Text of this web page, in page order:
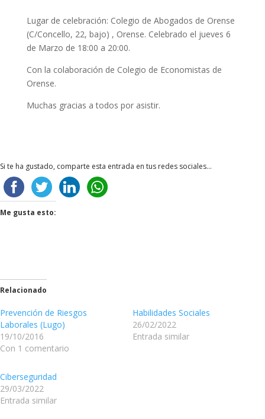
Lugar de celebración: Colegio de Abogados de Orense
(C/Concello, 22, bajo) , Orense. Celebrado el jueves 6
de Marzo de 18:00 a 20:00.
Con la colaboración de Colegio de Economistas de
Orense.
Muchas gracias a todos por asistir.
Si te ha gustado, comparte esta entrada en tus redes sociales...
Me gusta esto:
Relacionado
Prevención de Riesgos
Laborales (Lugo)
19/10/2016
Con 1 comentario
Habilidades Sociales
26/02/2022
Entrada similar
Ciberseguridad
29/03/2022
Entrada similar